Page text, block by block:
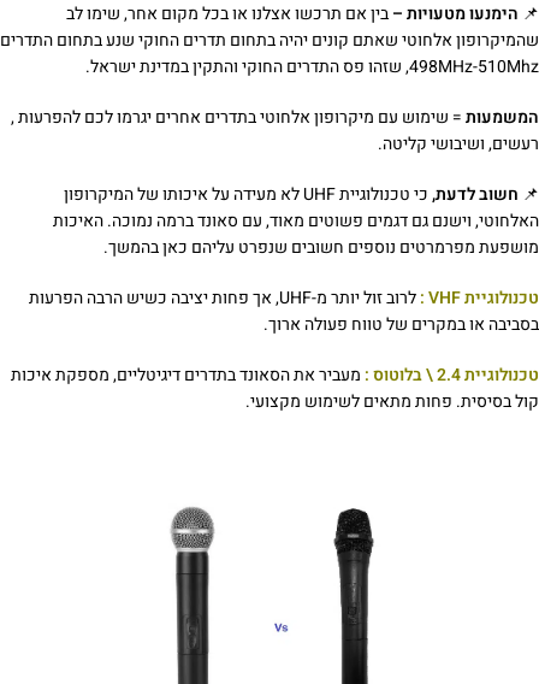
📌 הימנעו מטעויות –בין אם תרכשו אצלנו או בכל מקום אחר, שימו לב
שהמיקרופון אלחוטי שאתם קונים יהיה בתחום תדרים החוקי שנע בתחום התדרים
498MHz-510Mhz, שזהו פס התדרים החוקי והתקין במדינת ישראל.
המשמעות= שימוש עם מיקרופון אלחוטי בתדרים אחרים יגרמו לכם להפרעות ,
רעשים, ושיבושי קליטה.
📌 חשוב לדעת,
כי טכנולוגיית UHF לא מעידה על איכותו של המיקרופון
האלחוטי, וישנם גם דגמים פשוטים מאוד, עם סאונד ברמה נמוכה. האיכות
מושפעת מפרמרטים נוספים חשובים שנפרט עליהם כאן בהמשך.
טכנולוגיית VHF :
לרוב זול יותר מ-UHF, אך פחות יציבה כשיש הרבה הפרעות
בסביבה או במקרים של טווח פעולה ארוך.
טכנולוגיית 2.4 \ בלוטוס :
מעביר את הסאונד בתדרים דיגיטליים, מספקת איכות
קול בסיסית. פחות מתאים לשימוש מקצועי.